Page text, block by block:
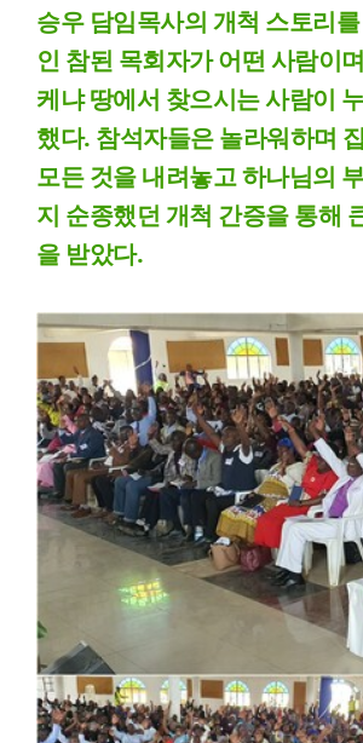
승우 담임목사의 개척 스토리
인 참된 목회자가 어떤 사람이
케냐 땅에서 찾으시는 사람이
했다. 참석자들은 놀라워하며
모든 것을 내려놓고 하나님의
지 순종했던 개척 간증을 통해
을 받았다.